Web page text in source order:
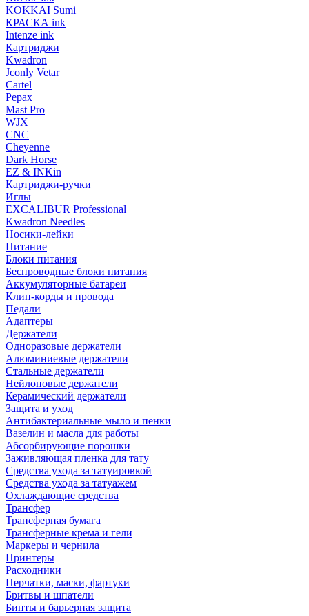
KOKKAI Sumi
КРАСКА ink
Intenze ink
Картриджи
Kwadron
Jconly Vetar
Cartel
Pepax
Mast Pro
WJX
CNC
Cheyenne
Dark Horse
EZ & INKin
Картриджи-ручки
Иглы
EXCALIBUR Professional
Kwadron Needles
Носики-лейки
Питание
Блоки питания
Беспроводные блоки питания
Аккумуляторные батареи
Клип-корды и провода
Педали
Адаптеры
Держатели
Одноразовые держатели
Алюминиевые держатели
Стальные держатели
Нейлоновые держатели
Керамический держатели
Защита и уход
Антибактериальные мыло и пенки
Вазелин и масла для работы
Абсорбирующие порошки
Заживляющая пленка для тату
Средства ухода за татуировкой
Средства ухода за татуажем
Охлаждающие средства
Трансфер
Трансферная бумага
Трансферные крема и гели
Маркеры и чернила
Принтеры
Расходники
Перчатки, маски, фартуки
Бритвы и шпатели
Бинты и барьерная защита